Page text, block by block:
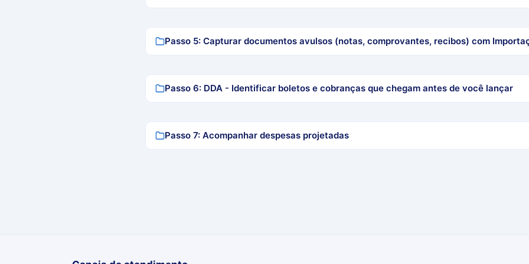
Passo 5: Capturar documentos avulsos (notas, comprovantes, recibos) com
Passo 6: DDA - Identificar boletos e cobranças que chegam antes de você lançar
Passo 7: Acompanhar despesas projetadas